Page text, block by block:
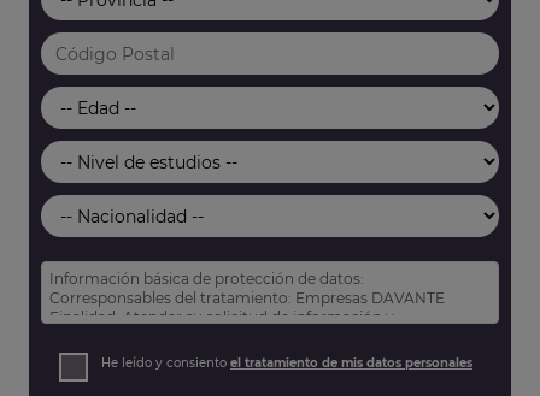
Información básica de protección de datos:
Corresponsables del tratamiento: Empresas DAVANTE
Finalidad: Atender su solicitud de información y
Derechos: Puede acceder, rectificar y suprimir sus datos,
así como otros derechos tal y como se explica en nuestra
He leído y consiento el tratamiento de mis datos personales